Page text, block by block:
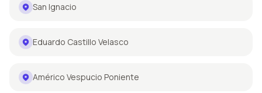
San Ignacio
Eduardo Castillo Velasco
Américo Vespucio Poniente